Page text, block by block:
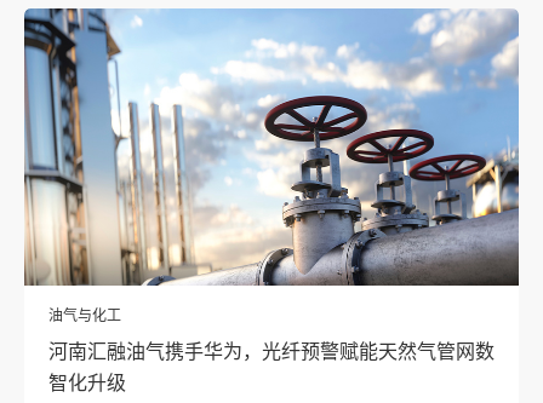
油气与化工
河南汇融油气携手华为，光纤预警赋能天然气管网数
智化升级